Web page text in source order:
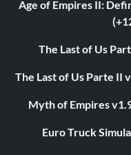
Age of Empires II:
The Last of Us
The Last of Us Parte II
Myth of Empires
Euro Truck